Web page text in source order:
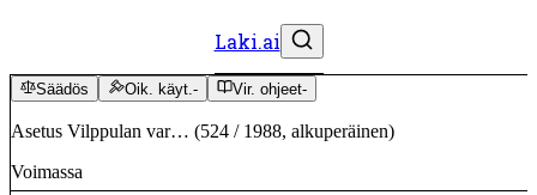
Laki.ai
Säädös Oik. käyt.- Vir. ohjeet-
Asetus Vilppulan var… (524 / 1988, alkuperäinen)
Voimassa